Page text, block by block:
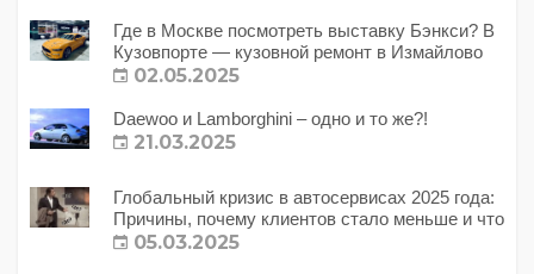
Где в Москве посмотреть выставку Бэнкси? В
Кузовпорте — кузовной ремонт в Измайлово
02.05.2025
Daewoo и Lamborghini – одно и то же?!
21.03.2025
Глобальный кризис в автосервисах 2025 года:
Причины, почему клиентов стало меньше и что
с этим делать?
05.03.2025